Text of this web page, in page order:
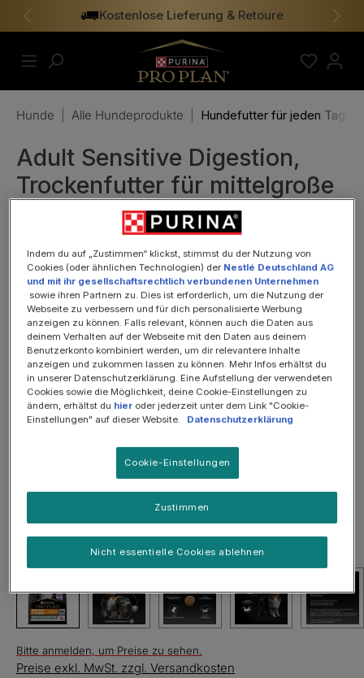
springen Kostenlose Lieferung & Retoure
Vorheriges
Hunde Alle Hundeprodukte Hundefutter für jeden Tag
Adult Sensitive Digestion,
Trockenfutter für mittelgroße
& große Hunde mit sensibler
Verdauung, Getreidefrei 2,5
kg
Bildergalerie überspringen
Bitte anmelden, um Preise zu sehen.
Preise exkl. MwSt. zzgl. Versandkosten
Indem du auf „Zustimmen“ klickst, stimmst du der Nutzung von
Cookies (oder ähnlichen Technologien) der Nestlé Deutschland AG
und mit ihr gesellschaftsrechtlich verbundenen Unternehmen
sowie ihren Partnern zu. Dies ist erforderlich, um die Nutzung der
Webseite zu verbessern und für dich personalisierte Werbung
anzeigen zu können. Falls relevant, können auch die Daten aus
deinem Verhalten auf der Webseite mit den Daten aus deinem
Benutzerkonto kombiniert werden, um dir relevantere Inhalte
anzeigen und zukommen lassen zu können. Mehr Infos erhältst du
in unserer Datenschutzerklärung. Eine Aufstellung der verwendeten
Cookies sowie die Möglichkeit, deine Cookie-Einstellungen zu
ändern, erhältst du hier oder jederzeit unter dem Link "Cookie-
Einstellungen" auf dieser Website.
Datenschutzerklärung
Cookie-Einstellungen
Nicht essentielle Cookies ablehnen
Zustimmen